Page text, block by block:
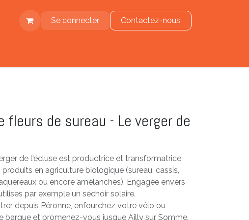
Se connecter Contactez-nous
fleurs de sureau - Le verger de
de l'écluse est productrice et transformatrice
en agriculture biologique (sureau, cassis,
ou encore amélanches). Engagée envers
par exemple un séchoir solaire.
depuis Péronne, enfourchez votre vélo ou
barque et promenez-vous jusque Ailly sur Somme.